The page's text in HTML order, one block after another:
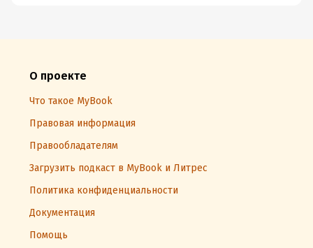
О проекте
Что такое MyBook
Правовая информация
Правообладателям
Загрузить подкаст в MyBook и Литрес
Политика конфиденциальности
Документация
Помощь